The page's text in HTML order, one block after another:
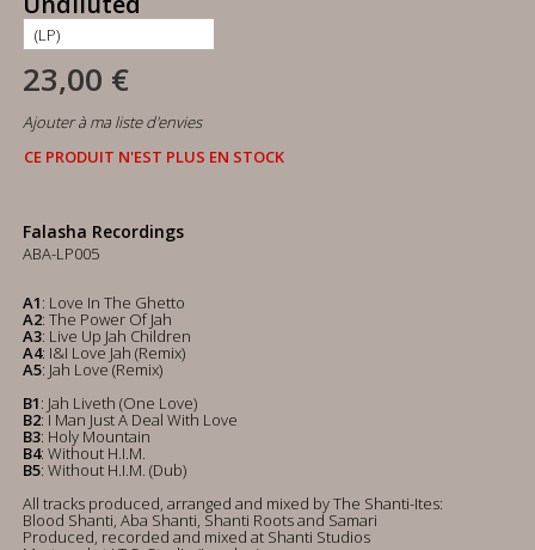
23,00 €
Ajouter à ma liste d'envies
CE PRODUIT N'EST PLUS EN STOCK
Falasha Recordings
ABA-LP005
A1: Love In The Ghetto
A2: The Power Of Jah
A3: Live Up Jah Children
A4: I&I Love Jah (Remix)
A5: Jah Love (Remix)
B1: Jah Liveth (One Love)
B2: I Man Just A Deal With Love
B3: Holy Mountain
B4: Without H.I.M.
B5: Without H.I.M. (Dub)
All tracks produced, arranged and mixed by The Shanti-Ites:
Blood Shanti, Aba Shanti, Shanti Roots and Samari
Produced, recorded and mixed at Shanti Studios